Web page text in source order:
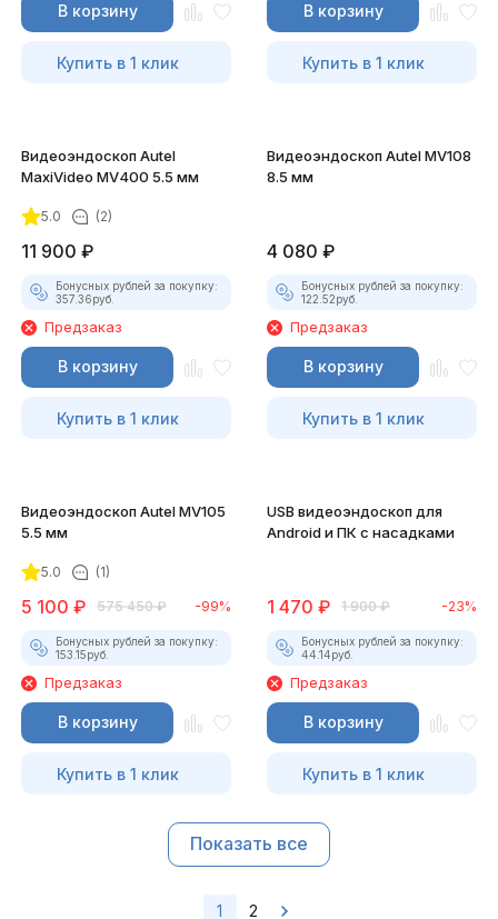
В корзину
Купить в 1 клик
В корзину
Купить в 1 клик
Видеоэндоскоп Autel
MaxiVideo MV400 5.5 мм
5.0 (2)
11 900 ₽
Бонусных рублей за покупку:
357.36руб.
Предзаказ
В корзину
Купить в 1 клик
Видеоэндоскоп Autel MV108
8.5 мм
4 080 ₽
Бонусных рублей за покупку:
122.52руб.
Предзаказ
В корзину
Купить в 1 клик
Видеоэндоскоп Autel MV105
5.5 мм
5.0 (1)
5 100 ₽ 575 450 ₽ -99%
Бонусных рублей за покупку:
153.15руб.
Предзаказ
В корзину
Купить в 1 клик
USB видеоэндоскоп для
Android и ПК с насадками
1 470 ₽ 1 900 ₽ -23%
Бонусных рублей за покупку:
44.14руб.
Предзаказ
В корзину
Купить в 1 клик
Показать все
1 2